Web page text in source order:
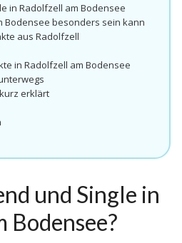
in Radolfzell am Bodensee
Bodensee besonders sein kann
aus Radolfzell
in Radolfzell am Bodensee
erklärt
und Single in
Bodensee?